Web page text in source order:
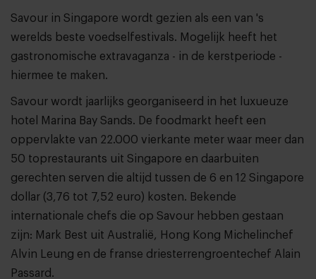
Savour in Singapore wordt gezien als een van 's
werelds beste voedselfestivals. Mogelijk heeft het
gastronomische extravaganza - in de kerstperiode -
hiermee te maken.
Savour wordt jaarlijks georganiseerd in het luxueuze
hotel Marina Bay Sands. De foodmarkt heeft een
oppervlakte van 22.000 vierkante meter waar meer dan
50 toprestaurants uit Singapore en daarbuiten
gerechten serven die altijd tussen de 6 en 12 Singapore
dollar (3,76 tot 7,52 euro) kosten. Bekende
internationale chefs die op Savour hebben gestaan
zijn: Mark Best uit Australië, Hong Kong Michelinchef
Alvin Leung en de franse driesterrengroentechef Alain
Passard.